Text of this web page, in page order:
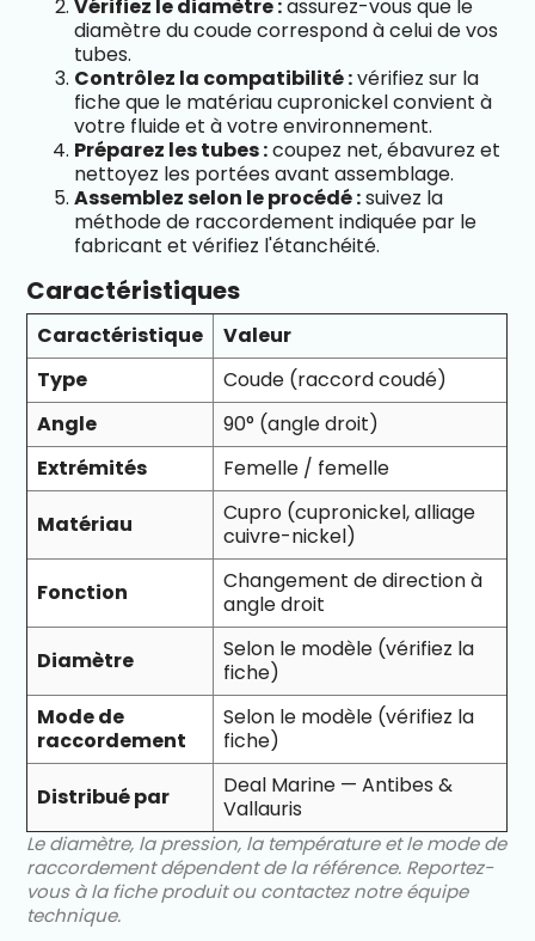
Vérifiez le diamètre :assurez-vous que le
diamètre du coude correspond à celui de vos
tubes.
Contrôlez la compatibilité :vérifiez sur la
fiche que le matériau cupronickel convient à
votre fluide et à votre environnement.
Préparez les tubes :coupez net, ébavurez et
nettoyez les portées avant assemblage.
Assemblez selon le procédé :suivez la
méthode de raccordement indiquée par le
fabricant et vérifiez l'étanchéité.
Caractéristiques
Caractéristique
Valeur
Type
Coude (raccord coudé)
Angle
90° (angle droit)
Extrémités
Femelle / femelle
Matériau
Cupro (cupronickel, alliage
cuivre-nickel)
Fonction
Changement de direction à
angle droit
Diamètre
Selon le modèle (vérifiez la
fiche)
Mode de
raccordement
Selon le modèle (vérifiez la
fiche)
Distribué par
Deal Marine — Antibes &
Vallauris
Le diamètre, la pression, la température et le mode de
raccordement dépendent de la référence. Reportez-
vous à la fiche produit ou contactez notre équipe
technique.